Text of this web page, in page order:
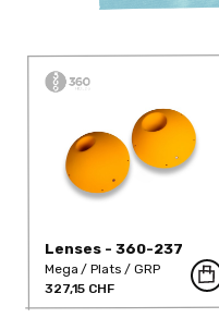
Lenses - 360-237
Mega Plats
GRP
327,15 CHF